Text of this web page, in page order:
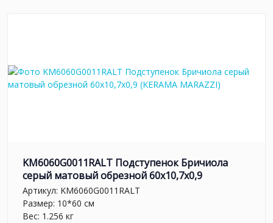
KM6060G0011RALT Подступенок Бричиола
серый матовый обрезной 60x10,7x0,9
Артикул: KM6060G0011RALT
Размер: 10*60 см
Вес: 1.256 кг